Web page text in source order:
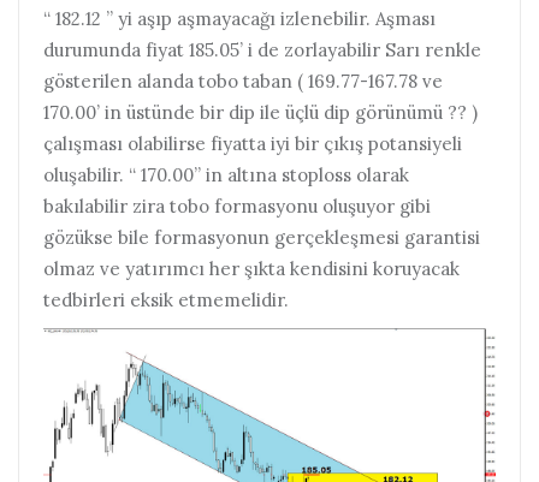
“ 182.12 ” yi aşıp aşmayacağı izlenebilir. Aşması
durumunda fiyat 185.05’ i de zorlayabilir Sarı renkle
gösterilen alanda tobo taban ( 169.77-167.78 ve
170.00’ in üstünde bir dip ile üçlü dip görünümü ?? )
çalışması olabilirse fiyatta iyi bir çıkış potansiyeli
oluşabilir. “ 170.00” in altına stoploss olarak
bakılabilir zira tobo formasyonu oluşuyor gibi
gözükse bile formasyonun gerçekleşmesi garantisi
olmaz ve yatırımcı her şıkta kendisini koruyacak
tedbirleri eksik etmemelidir.